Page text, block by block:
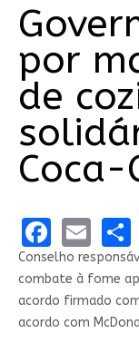
por
de
Coca-
Conselho
combate à fome
acordo firmado
acordo com